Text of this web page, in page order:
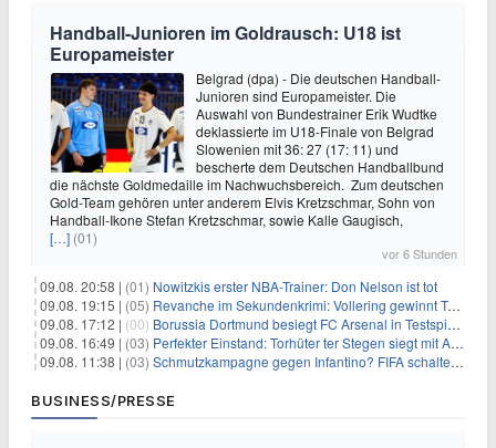
Handball-Junioren im Goldrausch: U18 ist
Europameister
Belgrad (dpa) - Die deutschen Handball-
Junioren sind Europameister. Die
Auswahl von Bundestrainer Erik Wudtke
deklassierte im U18-Finale von Belgrad
Slowenien mit 36: 27 (17: 11) und
bescherte dem Deutschen Handballbund
die nächste Goldmedaille im Nachwuchsbereich. Zum deutschen
Gold-Team gehören unter anderem Elvis Kretzschmar, Sohn von
Handball-Ikone Stefan Kretzschmar, sowie Kalle Gaugisch,
[…] (01)
vor 6 Stunden
09.08. 20:58 | (01) Nowitzkis erster NBA-Trainer: Don Nelson ist tot
09.08. 19:15 | (05) Revanche im Sekundenkrimi: Vollering gewinnt Tour
09.08. 17:12 | (00) Borussia Dortmund besiegt FC Arsenal in Testspiel mit 3:2
09.08. 16:49 | (03) Perfekter Einstand: Torhüter ter Stegen siegt mit Ajax
09.08. 11:38 | (03) Schmutzkampagne gegen Infantino? FIFA schaltet auf Angriff
BUSINESS/PRESSE